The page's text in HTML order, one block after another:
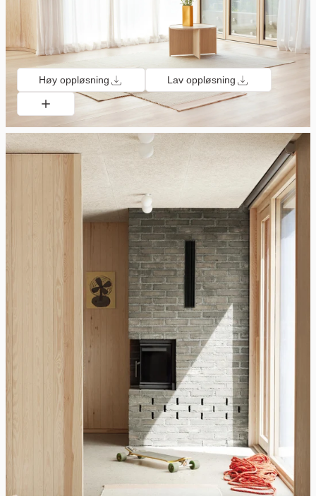
Høy oppløsning Lav oppløsning